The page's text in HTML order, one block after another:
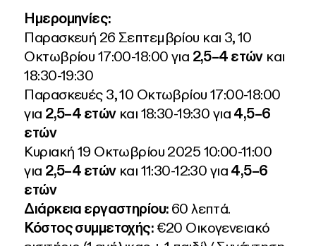
Ημερομηνίες:
Παρασκευή 26 Σεπτεμβρίου και 3, 10
Οκτωβρίου 17:00-18:00 για 2,5–4 ετώνκαι
18:30-19:30
Παρασκευές 3, 10 Οκτωβρίου 17:00-18:00
για 2,5–4 ετώνκαι 18:30-19:30 για4,5–6
ετών
Κυριακή 19 Οκτωβρίου 2025 10:00-11:00
για 2,5–4 ετώνκαι 11:30-12:30 για4,5–6
ετών
Διάρκεια εργαστηρίου:60 λεπτά.
Κόστος συμμετοχής:€20 Οικογενειακό